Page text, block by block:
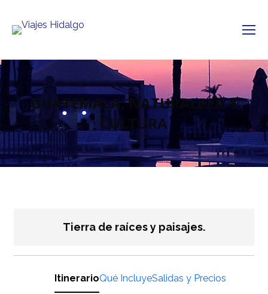
GUATEMALA, NATURALEZA Y
CULTURA
Tierra de raíces y paisajes.
ItinerarioQué IncluyeSalidas y Precios